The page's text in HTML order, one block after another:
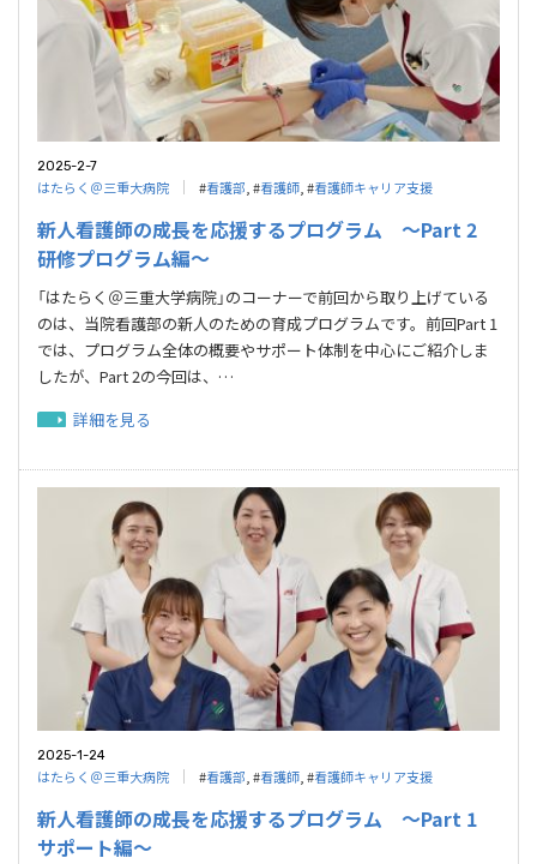
2025-2-7
はたらく＠三重大病院 #看護部, #看護師, #看護師キャリア支援
新人看護師の成長を応援するプログラム ～Part 2
研修プログラム編～
「はたらく＠三重大学病院」のコーナーで前回から取り上げている
のは、当院看護部の新人のための育成プログラムです。前回Part 1
では、プログラム全体の概要やサポート体制を中心にご紹介しま
したが、Part 2の今回は、…
詳細を見る
2025-1-24
はたらく＠三重大病院 #看護部, #看護師, #看護師キャリア支援
新人看護師の成長を応援するプログラム ～Part 1
サポート編～